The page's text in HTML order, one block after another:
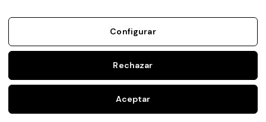
SHISEIDO SKU: SK88834
SHISEIDO WASO SHIKULIMESI MEGA
HYDRATING MOIST 50 ML REFILLL
Configurar
Rechazar
Aceptar